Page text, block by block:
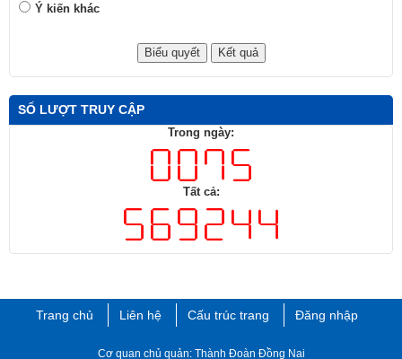
Ý kiến khác
SỐ LƯỢT TRUY CẬP
Trong ngày:
Tất cả:
Trang chủ Liên hệ Cấu trúc trang Đăng nhập
Cơ quan chủ quản: Thành Đoàn Đồng Nai